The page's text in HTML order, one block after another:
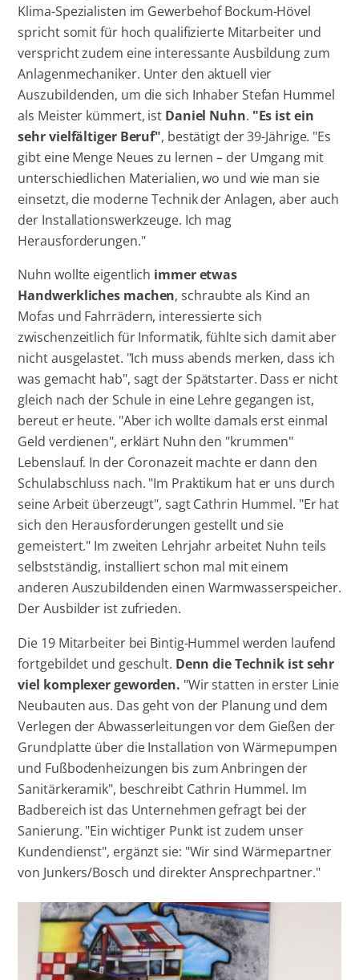
Klima-Spezialisten im Gewerbehof Bockum-Hövel
spricht somit für hoch qualifizierte Mitarbeiter und
verspricht zudem eine interessante Ausbildung zum
Anlagenmechaniker. Unter den aktuell vier
Auszubildenden, um die sich Inhaber Stefan Hummel
als Meister kümmert, ist Daniel Nuhn. "Es ist ein
sehr vielfältiger Beruf", bestätigt der 39-Jährige. "Es
gibt eine Menge Neues zu lernen – der Umgang mit
unterschiedlichen Materialien, wo und wie man sie
einsetzt, die moderne Technik der Anlagen, aber auch
der Installationswerkzeuge. Ich mag
Herausforderungen."
Nuhn wollte eigentlich immer etwas
Handwerkliches machen, schraubte als Kind an
Mofas und Fahrrädern, interessierte sich
zwischenzeitlich für Informatik, fühlte sich damit aber
nicht ausgelastet. "Ich muss abends merken, dass ich
was gemacht hab", sagt der Spätstarter. Dass er nicht
gleich nach der Schule in eine Lehre gegangen ist,
bereut er heute. "Aber ich wollte damals erst einmal
Geld verdienen", erklärt Nuhn den "krummen"
Lebenslauf. In der Coronazeit machte er dann den
Schulabschluss nach. "Im Praktikum hat er uns durch
seine Arbeit überzeugt", sagt Cathrin Hummel. "Er hat
sich den Herausforderungen gestellt und sie
gemeistert." Im zweiten Lehrjahr arbeitet Nuhn teils
selbstständig, installiert schon mal mit einem
anderen Auszubildenden einen Warmwasserspeicher.
Der Ausbilder ist zufrieden.
Die 19 Mitarbeiter bei Bintig-Hummel werden laufend
fortgebildet und geschult. Denn die Technik ist sehr
viel komplexer geworden. "Wir statten in erster Linie
Neubauten aus. Das geht von der Planung und dem
Verlegen der Abwasserleitungen vor dem Gießen der
Grundplatte über die Installation von Wärmepumpen
und Fußbodenheizungen bis zum Anbringen der
Sanitärkeramik", beschreibt Cathrin Hummel. Im
Badbereich ist das Unternehmen gefragt bei der
Sanierung. "Ein wichtiger Punkt ist zudem unser
Kundendienst", ergänzt sie: "Wir sind Wärmepartner
von Junkers/Bosch und direkter Ansprechpartner."